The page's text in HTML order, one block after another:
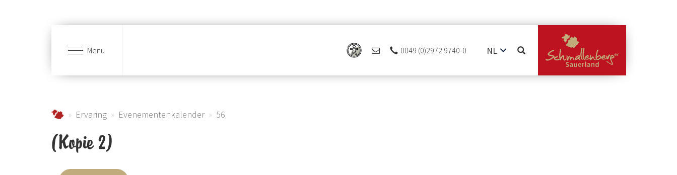
Menu 0049 (0)2972 9740-0
NL
EN
Urlaub im Schmallenberger Sauerland und der Ferienregion Eslohe
Ervaring Evenementenkalender 56
(Kopie 2)